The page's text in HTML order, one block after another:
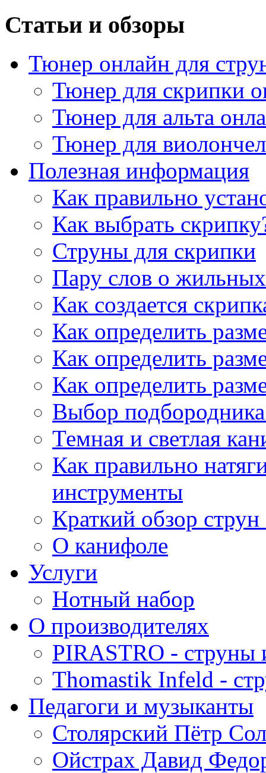
Статьи и обзоры
Тюнер онлайн для
Тюнер для скрипки
Тюнер для альта
Тюнер для
Полезная информация
Как правильно
Как выбрать
Струны для скрипки
Пару слов о
Как создается
Как определить
Как определить
Как определить
Выбор
Темная и светлая
Как правильно
инструменты
Краткий обзор
О канифоле
Услуги
Нотный набор
О производителях
PIRASTRO - струны
Thomastik Infeld -
Педагоги и музыканты
Столярский Пётр
Ойстрах Давид